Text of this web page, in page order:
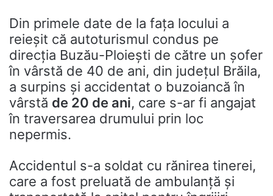
Din primele date de la fața locului a
reieșit că autoturismul condus pe
direcția Buzău-Ploiești de către un șofer
în vârstă de 40 de ani, din județul Brăila,
a surpins și accidentat o buzoiancă în
vârstă de 20 de ani, care s-ar fi angajat
în traversarea drumului prin loc
nepermis.
Accidentul s-a soldat cu rănirea tinerei,
care a fost preluată de ambulanță și